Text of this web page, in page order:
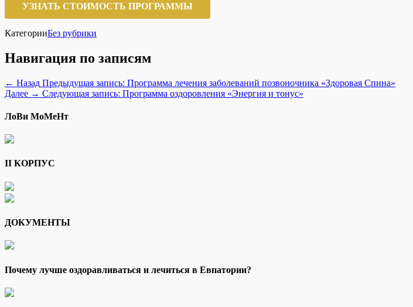
УЗНАТЬ СТОИМОСТЬ ПРОГРАММЫ
КатегорииБез рубрики
Навигация по записям
← Назад Предыдущая запись: Программа лечения заболеваний позвоночника «Здоровая Спина»
Далее → Следующая запись: Программа оздоровления «Энергия и тонус»
ЛоВи МоМеНт
II КОРПУС
ДОКУМЕНТЫ
Почему лучше оздоравливаться и лечиться в Евпатории?